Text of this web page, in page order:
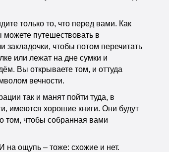
только то, что перед вами. Как
путешествовать в
закладочки, чтобы потом перечитать
или лежат на дне сумки и
Вы открываете том, и оттуда
вечности.
так и манят пойти туда, в
имеются хорошие книги. Они будут
том, чтобы собранная вами
на ощупь – тоже: схожие и нет.